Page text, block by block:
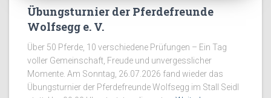
Übungsturnier der Pferdefreunde
Wolfsegg e. V.
Über 50 Pferde, 10 verschiedene Prüfungen – Ein Tag
voller Gemeinschaft, Freude und unvergesslicher
Momente. Am Sonntag, 26.07.2026 fand wieder das
Übungsturnier der Pferdefreunde Wolfsegg im Stall Seidl